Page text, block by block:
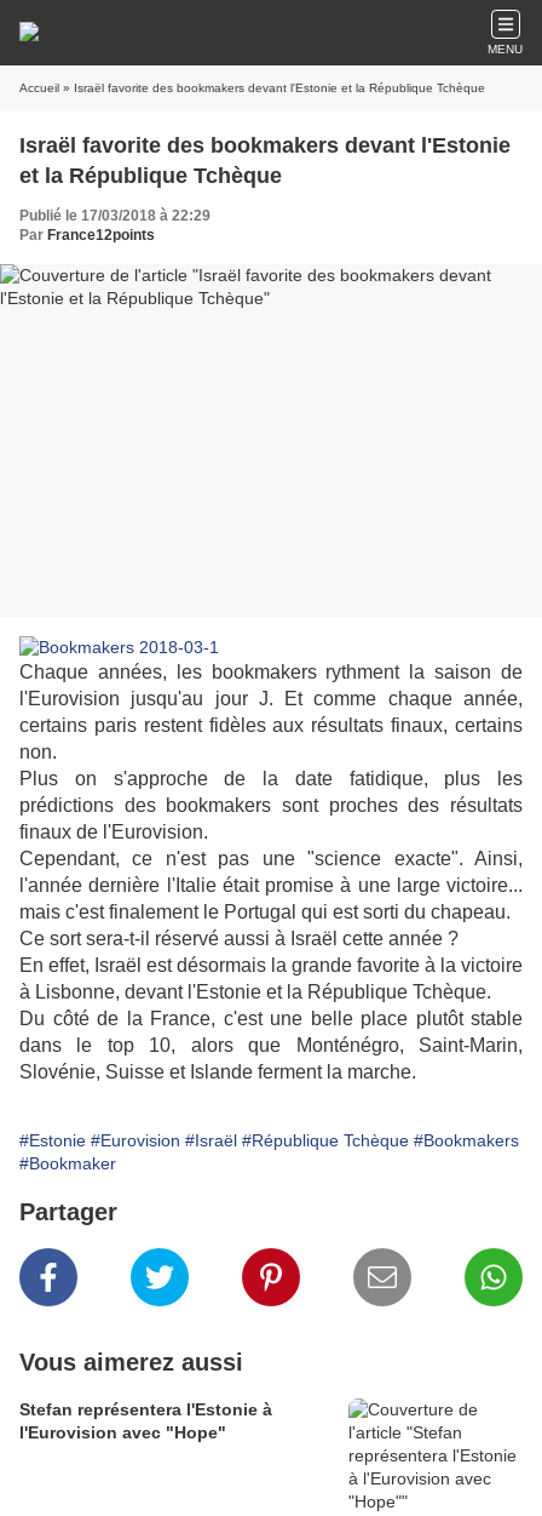
MENU
Accueil » Israël favorite des bookmakers devant l'Estonie et la République Tchèque
Israël favorite des bookmakers devant l'Estonie
et la République Tchèque
Publié le 17/03/2018 à 22:29
Par France12points
Chaque années, les bookmakers rythment la saison de
l'Eurovision jusqu'au jour J. Et comme chaque année,
certains paris restent fidèles aux résultats finaux, certains
non.
Plus on s'approche de la date fatidique, plus les
prédictions des bookmakers sont proches des résultats
finaux de l'Eurovision.
Cependant, ce n'est pas une "science exacte". Ainsi,
l'année dernière l'Italie était promise à une large victoire...
mais c'est finalement le Portugal qui est sorti du chapeau.
Ce sort sera-t-il réservé aussi à Israël cette année ?
En effet, Israël est désormais la grande favorite à la victoire
à Lisbonne, devant l'Estonie et la République Tchèque.
Du côté de la France, c'est une belle place plutôt stable
dans le top 10, alors que Monténégro, Saint-Marin,
Slovénie, Suisse et Islande ferment la marche.
#Estonie #Eurovision #Israël #République Tchèque #Bookmakers
#Bookmaker
Partager
Vous aimerez aussi
Stefan représentera l'Estonie à
l'Eurovision avec "Hope"